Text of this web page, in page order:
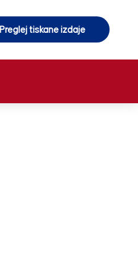
Preglej tiskane izdaje